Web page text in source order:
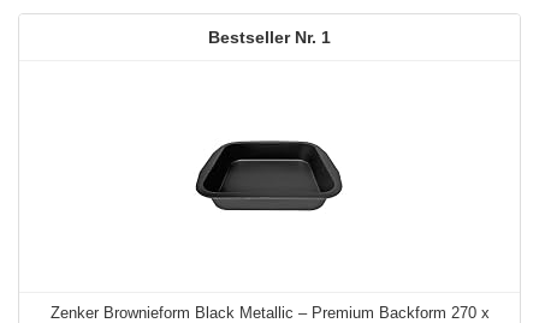
1
Zenker Brownieform Black Metallic – Premium Backform 270 x